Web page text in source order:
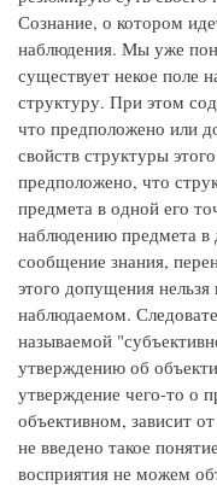
Сознание, о котором
наблюдения. Мы уже
существует некое поле
структуру. При этом
что предположено или
свойств структуры
предположено, что
предмета в одной его
наблюдению предмета в
сообщение знания,
этого допущения
наблюдаемом.
называемой
утверждению об
утверждение чего-то о
объективном, зависит
не введено такое
восприятия не можем